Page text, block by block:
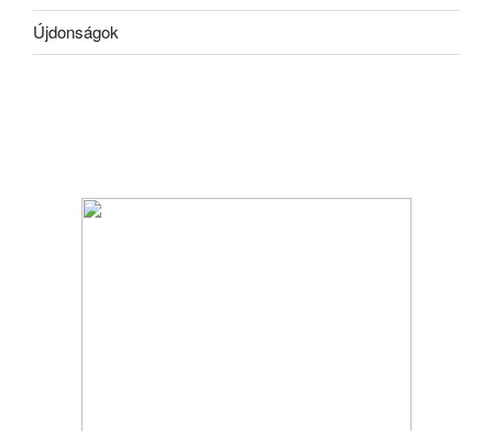
Újdonságok